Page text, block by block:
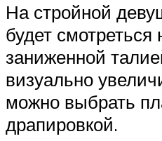
На стройной
будет смотреться
заниженной
визуально
можно выбрать
драпировкой.